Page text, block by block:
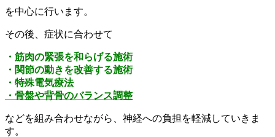
を中心に行います。
その後、症状に合わせて
・筋肉の緊張を和らげる施術
・関節の動きを改善する施術
・特殊電気療法
・骨盤や背骨のバランス調整
などを組み合わせながら、神経への負担を軽減していきま
す。